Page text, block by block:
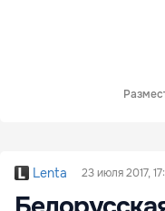
Lenta 23 июля 2017,